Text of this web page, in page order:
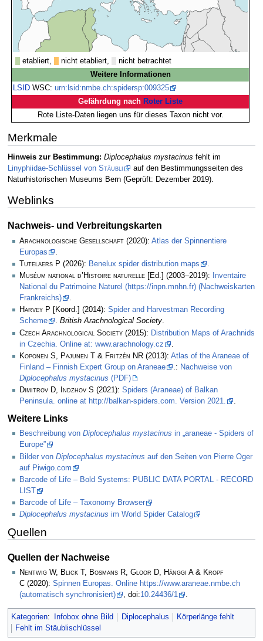
etabliert, nicht etabliert,
nicht betrachtet
Weitere Informationen
LSID WSC:urn:lsid:nmbe.ch:spidersp:009325
Gefährdung nach Roter Liste
Rote Liste-Daten liegen uns für dieses Taxon nicht vor.
Merkmale
Hinweis zur Bestimmung: Diplocephalus mystacinus fehlt im
Linyphiidae-Schlüssel von Stäubli
auf den Bestimmungsseiten des
Naturhistorischen Museums Bern (Geprüft: Dezember 2019).
Weblinks
Nachweis- und Verbreitungskarten
Arachnologische Gesellschaft (2020): Atlas der Spinnentiere
Europas
Tutelaers P (2026): Benelux spider distribution maps
.
Muséum national d’Histoire naturelle [Ed.] (2003–2019):
Inventaire
National du Patrimoine Naturel (https://inpn.mnhn.fr) (Nachweiskarten
Frankreichs)
.
Harvey P [Koord.] (2014): Spider and Harvestman Recording
Scheme
. British Arachnological Society.
Czech Arachnological Society (2015): Distribution Maps of Arachnids
in Czechia. Online at: www.arachnology.cz
Koponen S, Pajunen T & Fritzén NR (2013): Atlas of the Araneae of
Finland – Finnish Expert Group on Araneae
.: Nachweise von
Diplocephalus mystacinus (PDF)
Dimitrov D, Indzhov S (2021): Spiders (Araneae) of Balkan
Peninsula. online at http://balkan-spiders.com. Version 2021.
.
Weitere Links
Beschreibung von Diplocephalus mystacinus in „araneae - Spiders of
Europe”
Bilder von Diplocephalus mystacinus auf den Seiten von Pierre Oger
auf Piwigo.com
Barcode of Life – Bold Systems: PUBLIC DATA PORTAL - RECORD
LIST
Barcode of Life – Taxonomy Browser
Diplocephalus mystacinus im World Spider Catalog
Quellen
Quellen der Nachweise
Nentwig W, Blick T, Bosmans R, Gloor D, Hänggi A & Kropf
C (2020): Spinnen Europas. Online https://www.araneae.nmbe.ch
(automatisch synchronisiert)
, doi:10.24436/1 .
Kategorien: Infobox ohne Bild Diplocephalus
Körperlänge fehlt
Fehlt im Stäublischlüssel